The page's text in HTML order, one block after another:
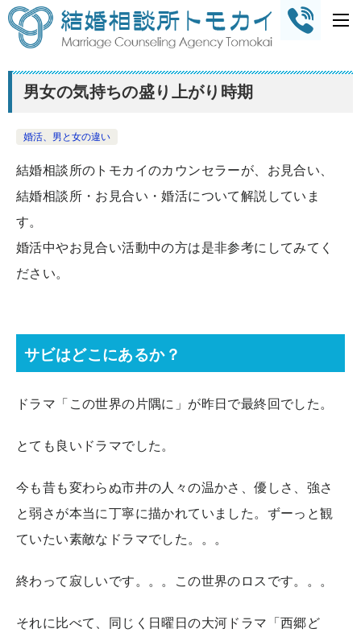
男女の気持ちの盛り上がり時期
婚活、男と女の違い
結婚相談所のトモカイのカウンセラーが、お見合い、
結婚相談所・お見合い・婚活について解説していま
す。
婚活中やお見合い活動中の方は是非参考にしてみてく
ださい。
サビはどこにあるか？
ドラマ「この世界の片隅に」が昨日で最終回でした。
とても良いドラマでした。
今も昔も変わらぬ市井の人々の温かさ、優しさ、強さ
と弱さが本当に丁寧に描かれていました。ずーっと観
ていたい素敵なドラマでした。。。
終わって寂しいです。。。この世界のロスです。。。
それに比べて、同じく日曜日の大河ドラマ「西郷ど